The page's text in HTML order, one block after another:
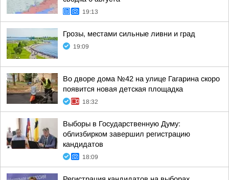
19:13
Грозы, местами сильные ливни и град
19:09
Во дворе дома №42 на улице Гагарина скоро
появится новая детская площадка
18:32
Выборы в Государственную Думу:
облизбирком завершил регистрацию
кандидатов
18:09